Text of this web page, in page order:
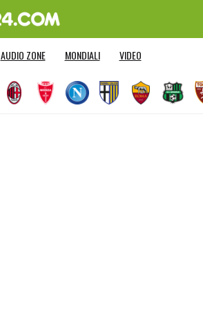
AUDIO ZONE MONDIALI VIDEO